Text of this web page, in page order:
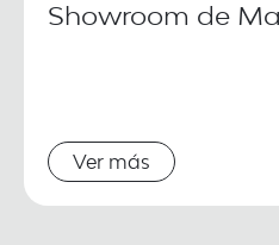
Showroom de
Ver más